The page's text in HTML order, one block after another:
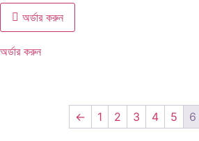
অর্ডার করুন
অর্ডার করুন
← 1 2 3 4 5 6